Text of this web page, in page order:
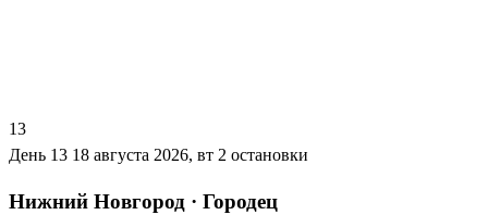
13
День 13 18 августа 2026, вт 2 остановки
Нижний Новгород · Городец